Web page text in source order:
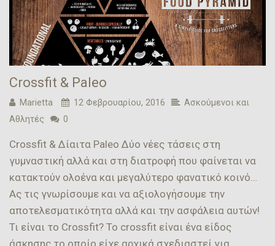
Crossfit & Paleo
Marietta 12 Φεβρουαρίου, 2016
Ασκούμενοι και
Αθλητές
0
Crossfit & Δίαιτα Paleo Δύο νέες τάσεις στη
γυμναστική αλλά και στη διατροφή που φαίνεται να
κατακτούν ολοένα και μεγαλύτερο φανατικό κοινό…
Ας τις γνωρίσουμε και να αξιολογήσουμε την
αποτελεσματικότητα αλλά και την ασφάλεια αυτών!
Τι είναι το Crossfit? Το crossfit είναι ένα είδος